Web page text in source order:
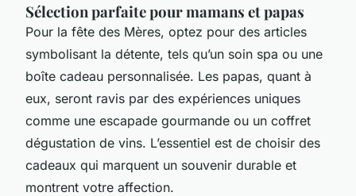
Sélection parfaite pour mamans et papas
Pour la fête des Mères, optez pour des articles
symbolisant la détente, tels qu’un soin spa ou une
boîte cadeau personnalisée. Les papas, quant à
eux, seront ravis par des expériences uniques
comme une escapade gourmande ou un coffret
dégustation de vins. L’essentiel est de choisir des
cadeaux qui marquent un souvenir durable et
montrent votre affection.